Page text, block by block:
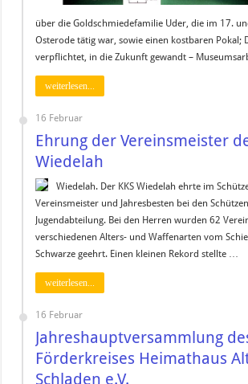
über die Goldschmiedefamilie Uder, die im 17.
Osterode tätig war, sowie einen kostbaren Pokal;
verpflichtet, in die Zukunft gewandt –
weiterlesen...
16 Februar
Ehrung der Vereinsmeister
Wiedelah
Wiedelah. Der KKS Wiedelah ehrte im
Vereinsmeister und Jahresbesten bei den
Jugendabteilung. Bei den Herren wurden 62
verschiedenen Alters- und Waffenarten vom
Schwarze geehrt. Einen kleinen Rekord stellte …
weiterlesen...
16 Februar
Jahreshauptversammlung
Förderkreises Heimathaus
Schladen e.V.